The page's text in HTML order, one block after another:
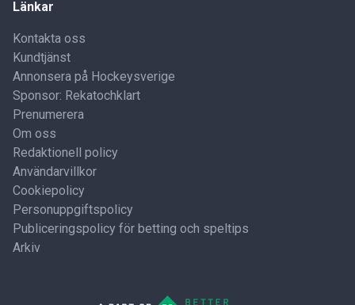
Länkar
Kontakta oss
Kundtjänst
Annonsera på Hockeysverige
Sponsor: Rekatochklart
Prenumerera
Om oss
Redaktionell policy
Användarvillkor
Cookiepolicy
Personuppgiftspolicy
Publiceringspolicy för betting och speltips
Arkiv